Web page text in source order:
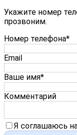
Укажите номер
прозвоним.
Номер телефона*
Email
Ваше имя*
Комментарий
Я соглашаюсь